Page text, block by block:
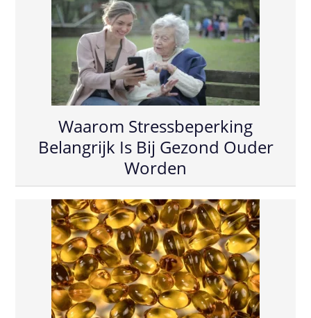
Waarom Stressbeperking
Belangrijk Is Bij Gezond Ouder
Worden